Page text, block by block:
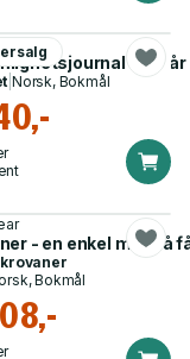
mentale verktøy når
|Norsk, Bokmål
- en enkel måte å
Bokmål